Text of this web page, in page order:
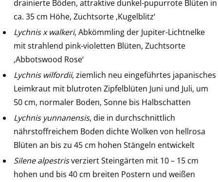
drainierte Böden, attraktive dunkel-pupurrote Blüten in
ca. 35 cm Höhe, Zuchtsorte ‚Kugelblitz‘
Lychnis x walkeri, Abkömmling der Jupiter-Lichtnelke
mit strahlend pink-violetten Blüten, Zuchtsorte
‚Abbotswood Rose‘
Lychnis wilfordii, ziemlich neu eingeführtes japanisches
Leimkraut mit blutroten Zipfelblüten Juni und Juli, um
50 cm, normaler Boden, Sonne bis Halbschatten
Lychnis yunnanensis, die in durchschnittlich
nährstoffreichem Boden dichte Wolken von hellrosa
Blüten an bis zu 45 cm hohen Stängeln entwickelt
Silene alpestrisverziert Steingärten mit 10 – 15 cm
hohen und bis 40 cm breiten Postern und weißen